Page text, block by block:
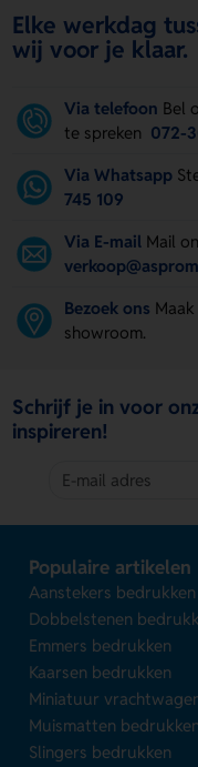
Elke werkdag
wij voor je klaar.
Via telefoon Bel
te spreken 072-
Via Whatsapp
745 109
Via E-mail Mail
Bezoek ons
showroom.
Schrijf je in voor
inspireren!
Populaire artikelen
Aanstekers bedrukken
Dobbelstenen
Emmers bedrukken
Kaarsen bedrukken
Miniatuur
Muismatten bedrukken
Slingers bedrukken